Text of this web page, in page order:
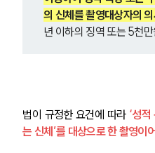
의 신체를 촬영대상자의
년 이하의 징역 또는 5천
법이 규정한 요건에 따라 ‘성적
는 신체’를 대상으로 한 촬영이